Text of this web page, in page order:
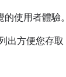
使用者體驗。
出方便您存